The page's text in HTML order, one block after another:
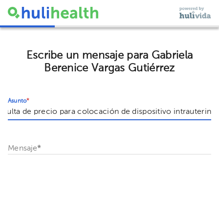
Escribe un mensaje para Gabriela
Berenice Vargas Gutiérrez
Asunto*
Mensaje*